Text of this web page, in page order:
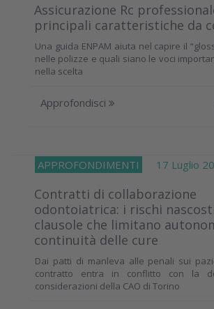
Assicurazione Rc
principali caratteristiche da
Una guida ENPAM aiuta nel capire il
nelle polizze e quali siano le voci
nella scelta
Approfondisci
APPROFONDIMENTI 17 Luglio
Contratti di collaborazione
odontoiatrica: i rischi
clausole che limitano
continuità delle cure
Dai patti di manleva alle penali sui
contratto entra in conflitto con la
considerazioni della CAO di Torino